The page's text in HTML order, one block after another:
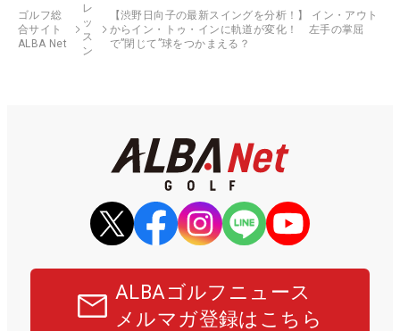
ゴルフ総
合サイト
ALBA Net
レ
ッ
ス
ン
【渋野日向子の最新スイングを分析！】 イン・アウト
からイン・トゥ・インに軌道が変化！ 左手の掌屈
で”閉じて”球をつかまえる？
ALBAゴルフニュース
メルマガ登録はこちら